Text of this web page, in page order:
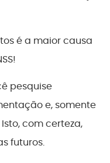
é a maior causa
pesquise
e, somente
com certeza,
futuros.